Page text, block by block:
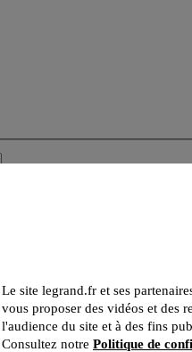
Le site legrand.fr et ses
vous proposer des vidéos et des
l'audience du site et à des fins
Consultez notre Politique de